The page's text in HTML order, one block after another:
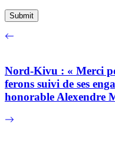
Nord-Kivu : « Merci
ferons suivi de ses
honorable Alexendre